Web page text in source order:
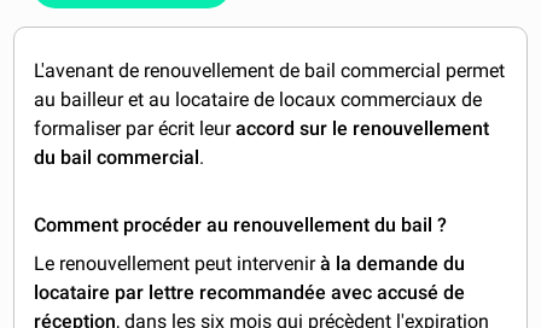
L'avenant de renouvellement de bail commercial permet
au bailleur et au locataire de locaux commerciaux de
formaliser par écrit leuraccord sur le renouvellement
du bail commercial .
Comment procéder au renouvellement du bail ?
Le renouvellement peut intervenirà la demande du
locataire par lettre recommandée avec accusé de
réception, dans les six mois qui précèdent l'expiration